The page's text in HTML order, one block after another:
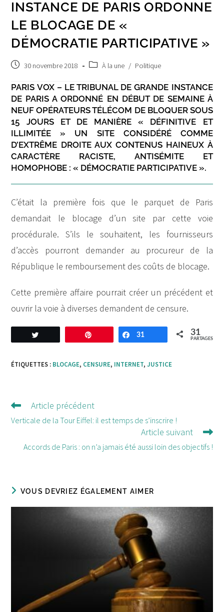
INSTANCE DE PARIS ORDONNE
LE BLOCAGE DE «
DÉMOCRATIE PARTICIPATIVE »
Publication
30 novembre 2018
PostÀ la une / Politique
PARIS VOX – LE TRIBUNAL DE GRANDE INSTANCE
DE PARIS A ORDONNÉ EN DÉBUT DE SEMAINE À
NEUF OPÉRATEURS TÉLÉCOM DE BLOQUER SOUS
15 JOURS ET DE MANIÈRE « DÉFINITIVE ET
ILLIMITÉE » UN SITE CONSIDÉRÉ COMME
D’EXTRÊME DROITE AUX CONTENUS HAINEUX À
CARACTÈRE RACISTE, ANTISÉMITE ET
HOMOPHOBE : « DÉMOCRATIE PARTICIPATIVE ».
C’était la première fois que le parquet de Paris
demandait le blocage d’un site par cette voie
procédurale. S’ils le souhaitent, les fournisseurs
d’accès pourront demander au procureur de la
République le remboursement des coûts de blocage.
Cette première affaire pourrait créer un précédent et
ouvrir la voie à diverses demandent de censure.
Enregistrer Partagez
31 31
PARTAGES
ÉTIQUETTES : BLOCAGE, CENSURE, INTERNET, JUSTICE
Lire
d'autres
Article précédent
Verticale de la Tour Eiffel: il est temps de s’inscrire !
Article suivant
Accords de Paris : on n’a jamais été aussi loin des objectifs !
VOUS DEVRIEZ ÉGALEMENT AIMER